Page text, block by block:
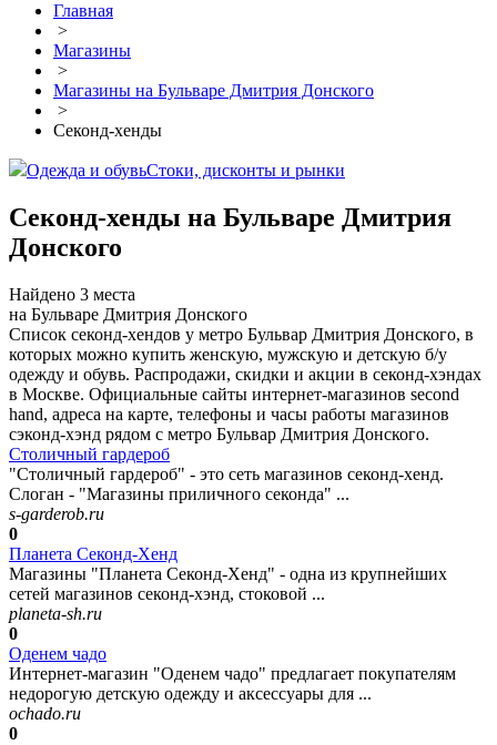
Главная
>
Магазины
>
Магазины на Бульваре Дмитрия Донского
>
Секонд-хенды
Одежда и обувьСтоки, дисконты и рынки
Секонд-хенды на Бульваре Дмитрия
Донского
Найдено 3 места
на Бульваре Дмитрия Донского
Список секонд-хендов у метро Бульвар Дмитрия Донского, в
которых можно купить женскую, мужскую и детскую б/у
одежду и обувь. Распродажи, скидки и акции в секонд-хэндах
в Москве. Официальные сайты интернет-магазинов second
hand, адреса на карте, телефоны и часы работы магазинов
сэконд-хэнд рядом с метро Бульвар Дмитрия Донского.
Столичный гардероб
"Столичный гардероб" - это сеть магазинов секонд-хенд.
Слоган - "Магазины приличного секонда" ...
s-garderob.ru
0
Планета Секонд-Хенд
Магазины "Планета Секонд-Хенд" - одна из крупнейших
сетей магазинов секонд-хэнд, стоковой ...
planeta-sh.ru
0
Оденем чадо
Интернет-магазин "Оденем чадо" предлагает покупателям
недорогую детскую одежду и аксессуары для ...
ochado.ru
0